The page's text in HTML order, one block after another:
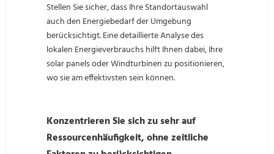
Stellen Sie sicher, dass Ihre Standortauswahl
auch den Energiebedarf der Umgebung
berücksichtigt. Eine detaillierte Analyse des
lokalen Energieverbrauchs hilft Ihnen dabei, Ihre
solar panels oder Windturbinen zu positionieren,
wo sie am effektivsten sein können.
Konzentrieren Sie sich zu sehr auf
Ressourcenhäufigkeit, ohne zeitliche